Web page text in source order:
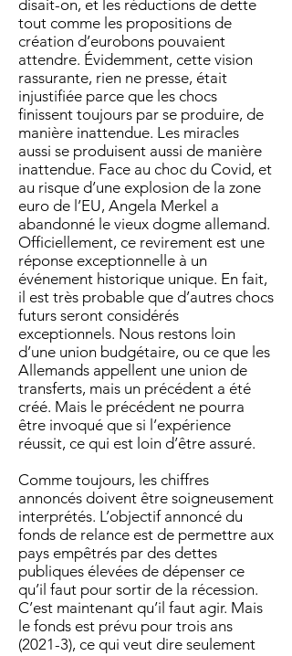
disait-on, et les réductions de dette
tout comme les propositions de
création d’eurobons pouvaient
attendre. Évidemment, cette vision
rassurante, rien ne presse, était
injustifiée parce que les chocs
finissent toujours par se produire, de
manière inattendue. Les miracles
aussi se produisent aussi de manière
inattendue. Face au choc du Covid, et
au risque d’une explosion de la zone
euro de l’EU, Angela Merkel a
abandonné le vieux dogme allemand.
Officiellement, ce revirement est une
réponse exceptionnelle à un
événement historique unique. En fait,
il est très probable que d’autres chocs
futurs seront considérés
exceptionnels. Nous restons loin
d’une union budgétaire, ou ce que les
Allemands appellent une union de
transferts, mais un précédent a été
créé. Mais le précédent ne pourra
être invoqué que si l’expérience
réussit, ce qui est loin d’être assuré.
Comme toujours, les chiffres
annoncés doivent être soigneusement
interprétés. L’objectif annoncé du
fonds de relance est de permettre aux
pays empêtrés par des dettes
publiques élevées de dépenser ce
qu’il faut pour sortir de la récession.
C’est maintenant qu’il faut agir. Mais
le fonds est prévu pour trois ans
(2021-3), ce qui veut dire seulement